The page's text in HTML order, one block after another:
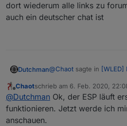
dort wiederum alle links zu
auch ein deutscher chat ist
Dutchman@Chaot sagte in [WLED]
@ DutchmanDanke für
eventuell so nett und
Link zu der
: ) im ersten post steht
Offline
Chaotschrieb am 6. Feb. 2020,
zuletzt editiert von
@Dutchman Ok, der ESP läuft
funktionieren. Jetzt werde ich
anschauen.